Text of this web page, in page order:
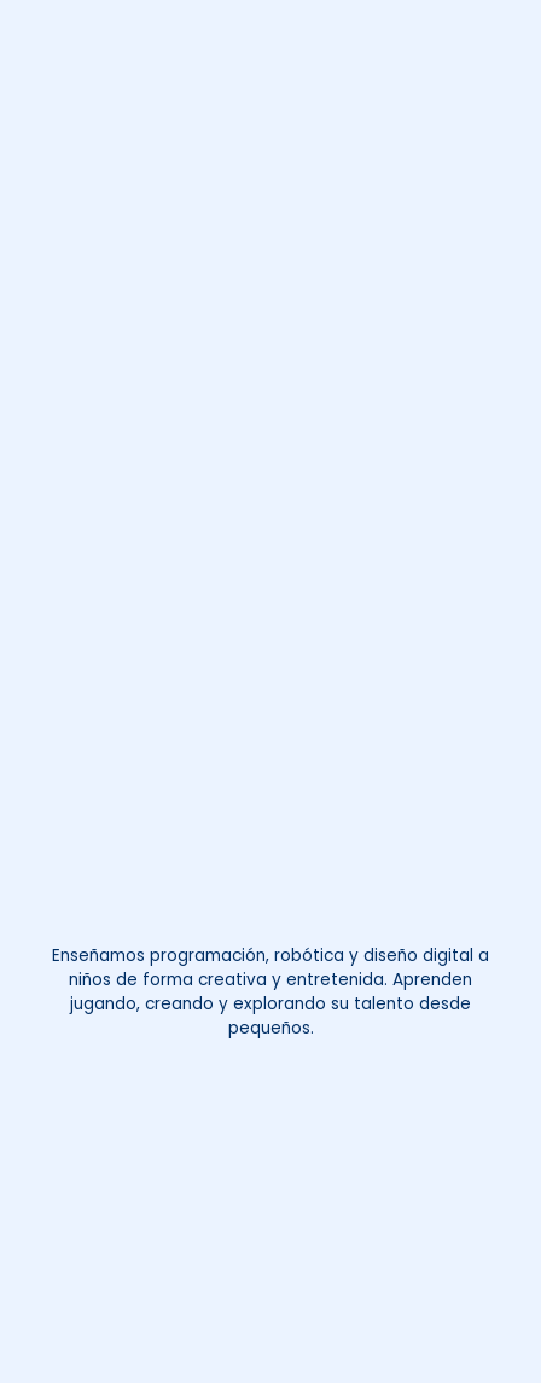
Enseñamos programación, robótica y diseño digital a
niños de forma creativa y entretenida. Aprenden
jugando, creando y explorando su talento desde
pequeños.